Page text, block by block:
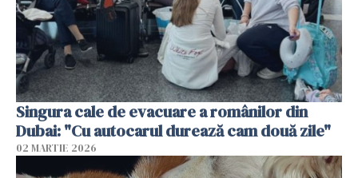
Singura cale de evacuare a românilor din
Dubai: "Cu autocarul durează cam două zile"
02 MARTIE 2026